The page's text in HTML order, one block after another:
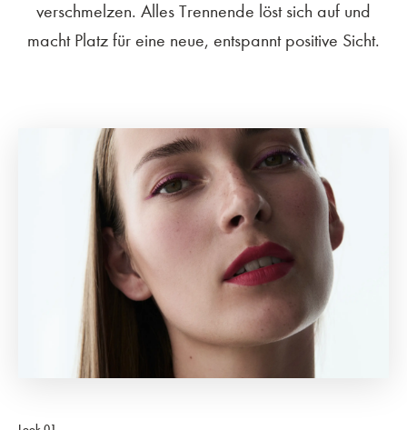
verschmelzen. Alles Trennende löst sich auf und
macht Platz für eine neue, entspannt positive Sicht.